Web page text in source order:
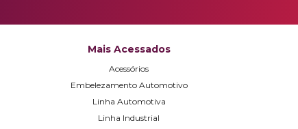
Mais Acessados
Acessórios
Embelezamento Automotivo
Linha Automotiva
Linha Industrial